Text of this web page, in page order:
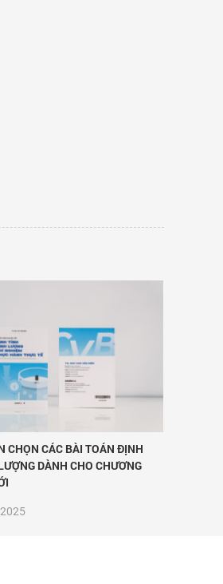
CHỌN CÁC BÀI TOÁN ĐỊNH
DÀNH CHO CHƯƠNG